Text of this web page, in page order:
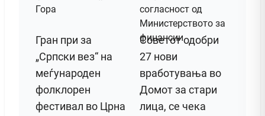
Гран при за
„Српски вез“ на
меѓународен
фолклорен
фестивал во Црна
Советот одобри
27 нови
вработувања во
Домот за стари
лица, се чека